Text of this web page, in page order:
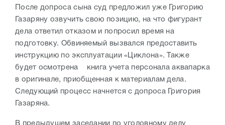
После допроса сына суд предложил уже Григорию
Газаряну озвучить свою позицию, на что фигурант
дела ответил отказом и попросил время на
подготовку. Обвиняемый вызвался предоставить
инструкцию по эксплуатации «Циклона». Также
будет осмотрена книга учета персонала аквапарка
в оригинале, приобщенная к материалам дела.
Следующий процесс начнется с допроса Григория
Газаряна.